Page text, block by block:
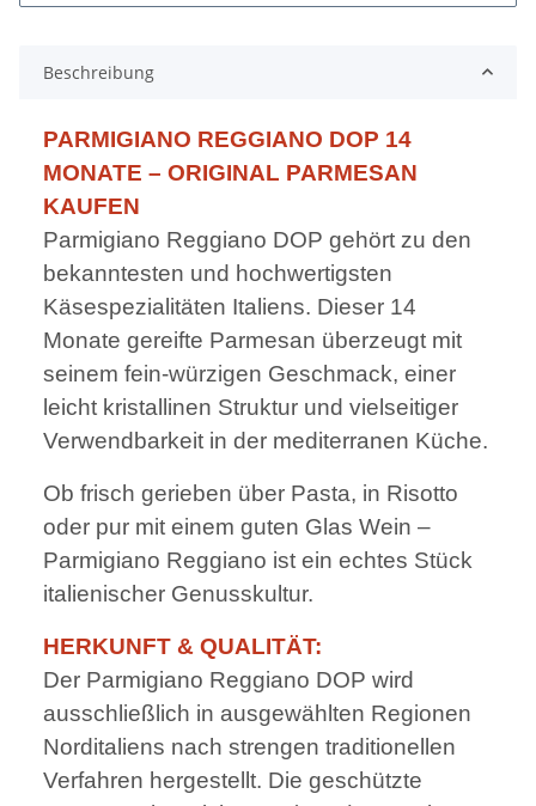
Beschreibung
PARMIGIANO REGGIANO DOP 14
MONATE – ORIGINAL PARMESAN
KAUFEN
Parmigiano Reggiano DOP gehört zu den
bekanntesten und hochwertigsten
Käsespezialitäten Italiens. Dieser 14
Monate gereifte Parmesan überzeugt mit
seinem fein-würzigen Geschmack, einer
leicht kristallinen Struktur und vielseitiger
Verwendbarkeit in der mediterranen Küche.
Ob frisch gerieben über Pasta, in Risotto
oder pur mit einem guten Glas Wein –
Parmigiano Reggiano ist ein echtes Stück
italienischer Genusskultur.
HERKUNFT & QUALITÄT:
Der Parmigiano Reggiano DOP wird
ausschließlich in ausgewählten Regionen
Norditaliens nach strengen traditionellen
Verfahren hergestellt. Die geschützte